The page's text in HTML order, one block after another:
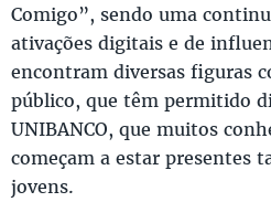
Comigo”, sendo uma
ativações digitais e de
encontram diversas figuras
público, que têm permitido
UNIBANCO, que muitos
começam a estar presentes
jovens.